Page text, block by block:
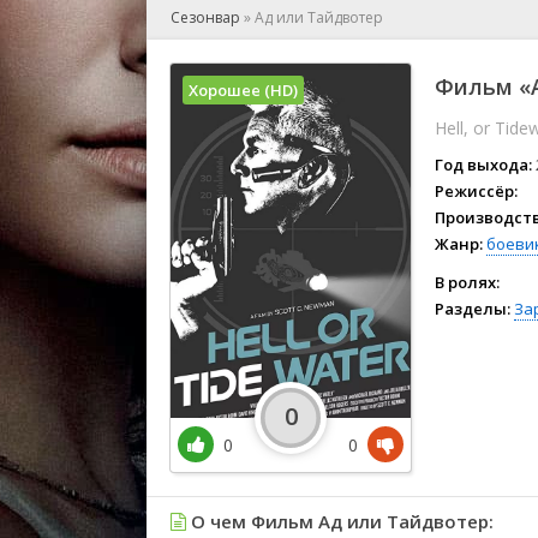
🕺 Мюзикл
👨‍💻
🎤 Ток-
🧙‍♀️
🏅
Сезонвар »Ад или Тайдвотер
Фильм
Hell, or
Год выхода:
Режиссёр:
Жанр:
В ролях:
Разделы:
Хорошее (HD)
0
0
0
О чем Фильм Ад или Тайдвотер: